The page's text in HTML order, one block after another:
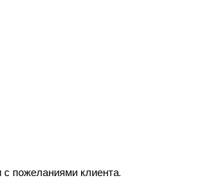
пожеланиями клиента.